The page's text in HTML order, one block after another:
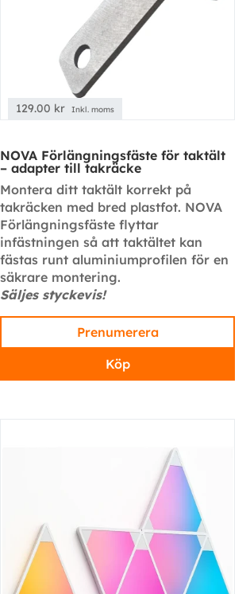
129.00 kr Inkl. moms
NOVA Förlängningsfäste för taktält
– adapter till takräcke
Montera ditt taktält korrekt på
takräcken med bred plastfot. NOVA
Förlängningsfäste flyttar
infästningen så att taktältet kan
fästas runt aluminiumprofilen för en
säkrare montering.
Säljes styckevis!
Köp
Prenumerera